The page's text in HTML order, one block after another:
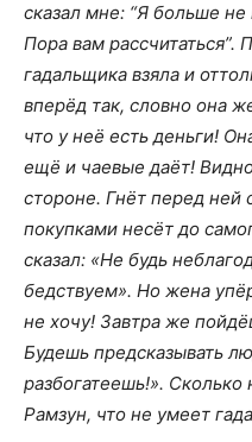
сказал мне: “Я больше не
Пора вам рассчитаться”.
гадальщика взяла и
вперёд так, словно она
что у неё есть деньги!
ещё и чаевые даёт!
стороне. Гнёт перед ней
покупками несёт до
сказал: «Не будь
бедствуем». Но жена
не хочу! Завтра же
Будешь предсказывать
разбогатеешь!».
Рамзун, что не умеет